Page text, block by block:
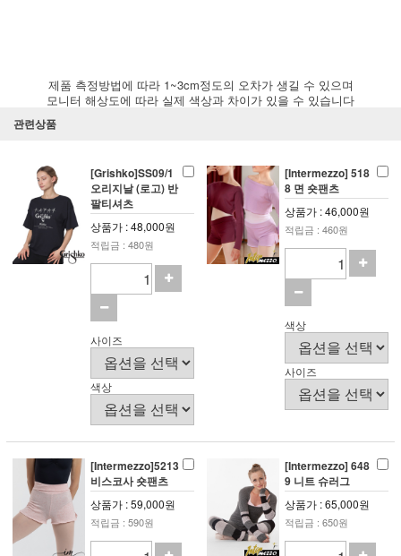
제품 측정방법에 따라 1~3cm정도의 오차가 생길 수 있으며
모니터 해상도에 따라 실제 색상과 차이가 있을 수 있습니다
관련상품
[Grishko]SS09/1
오리지날 (로고) 반
팔티셔츠
상품가 : 48,000원
적립금 : 480원
사이즈
색상
[Intermezzo] 518
8 면 숏팬츠
상품가 : 46,000원
적립금 : 460원
색상
사이즈
[Intermezzo]5213
비스코사 숏팬츠
상품가 : 59,000원
적립금 : 590원
[Intermezzo] 648
9 니트 슈러그
상품가 : 65,000원
적립금 : 650원